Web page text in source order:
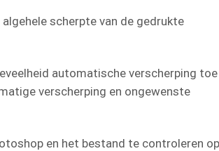
scherpte van de gedrukte
automatische verscherping toe
verscherping en ongewenste
en het bestand te controleren op